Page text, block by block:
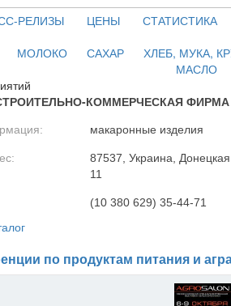
РЕЛИЗЫ ЦЕНЫ
СТАТИСТИКА
МОЛОКО САХАР
ХЛЕБ, МУКА,
МАСЛО
КОММЕРЧЕСКАЯ ФИРМА
макаронные изделия
87537, Украина,
11
(10 380 629) 35-44-71
по продуктам питания и